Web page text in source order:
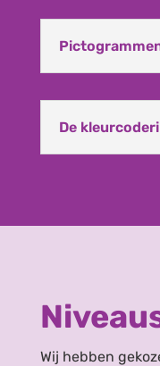
De
Wij hebben